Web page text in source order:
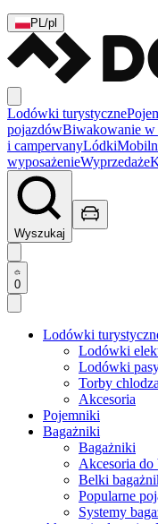
PL/pl
Lodówki turystyczne
pojazdówBiwakowanie w
i campervanyLódki
wyposażenieWyprzedaże
Wyszukaj
0
Lodówki
Lodówki
Lodówki
Torby
Akcesoria
Pojemniki
Bagażniki
Bagażniki
Akcesoria do
Belki
Popularne
Systemy